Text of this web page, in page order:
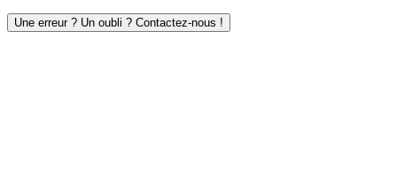
Une erreur ? Un oubli ? Contactez-nous !